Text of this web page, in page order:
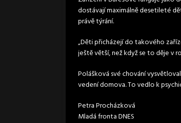
dostávají maximálně desetileté
právě týrání.
„Děti přicházejí do takového
ještě větší, než když se to děje v
Polášková své chování
vedení domova. To vedlo k
Petra Procházková
Mladá fronta DNES